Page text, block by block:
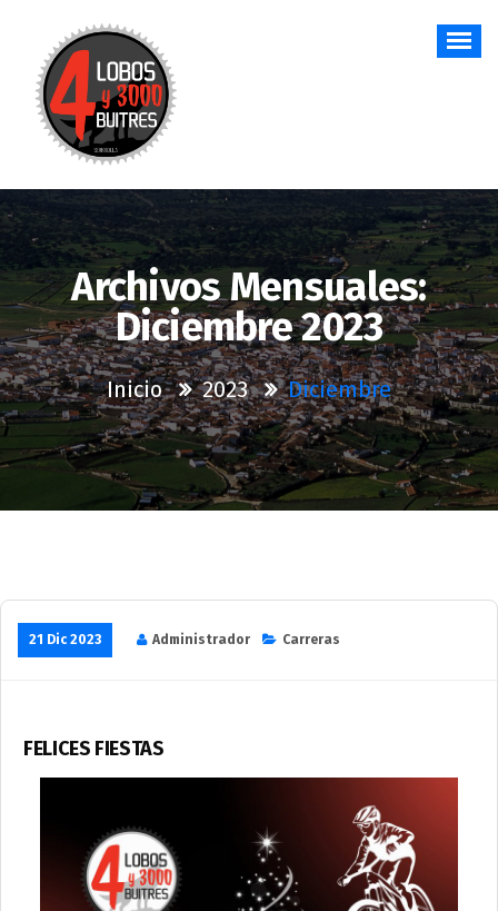
contenido
Archivos Mensuales:
Diciembre 2023
Inicio 2023 Diciembre
21 Dic 2023 Administrador Carreras
FELICES FIESTAS